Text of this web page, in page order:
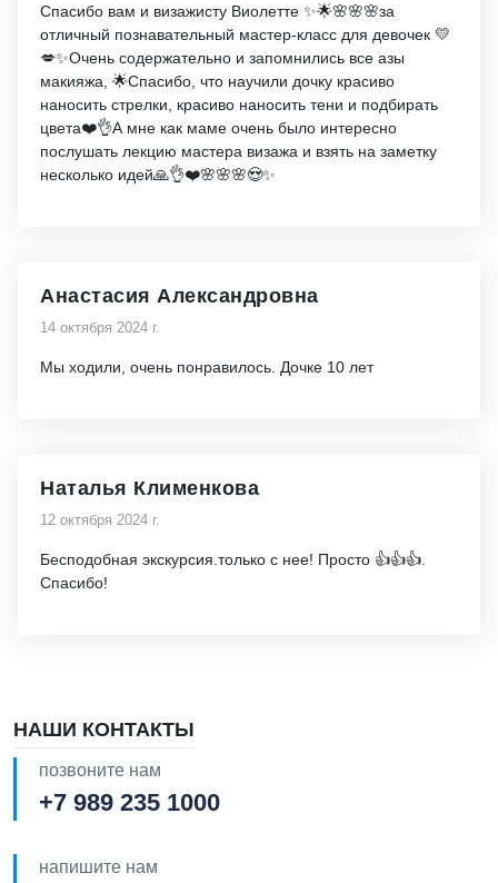
Спасибо вам и визажисту Виолетте ✨🌟🌸🌸🌸за
отличный познавательный мастер-класс для девочек 💛
💋✨Очень содержательно и запомнились все азы
макияжа, 🌟Спасибо, что научили дочку красиво
наносить стрелки, красиво наносить тени и подбирать
цвета❤️👌А мне как маме очень было интересно
послушать лекцию мастера визажа и взять на заметку
несколько идей🙏👌❤️🌸🌸🌸😍✨
Анастасия Александровна
14 октября 2024 г.
Мы ходили, очень понравилось. Дочке 10 лет
Наталья Клименкова
12 октября 2024 г.
Бесподобная экскурсия.только с нее! Просто 👍👍👍.
Спасибо!
НАШИ КОНТАКТЫ
позвоните нам
+7 989 235 1000
напишите нам